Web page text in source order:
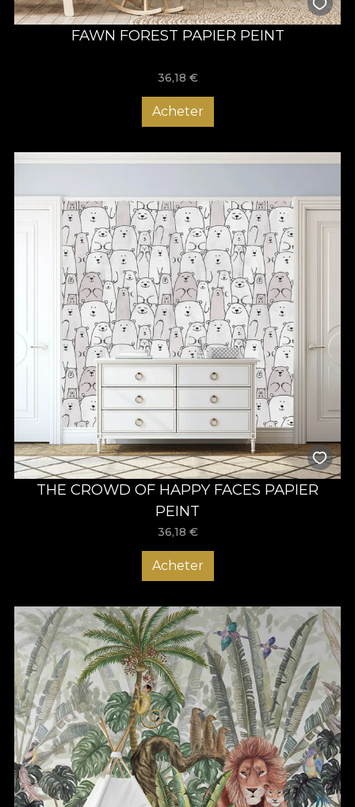
FAWN FOREST PAPIER PEINT
36,18 €
Acheter
THE CROWD OF HAPPY FACES PAPIER
PEINT
36,18 €
Acheter